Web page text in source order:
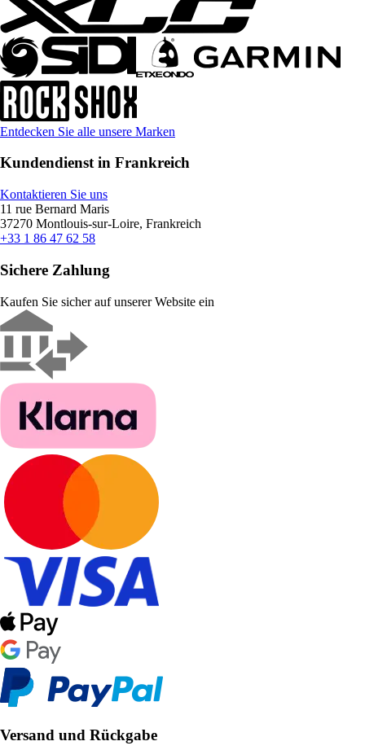
Entdecken Sie alle unsere Marken
Kundendienst in Frankreich
Kontaktieren Sie uns
11 rue Bernard Maris
37270 Montlouis-sur-Loire, Frankreich
+33 1 86 47 62 58
Sichere Zahlung
Kaufen Sie sicher auf unserer Website ein
Versand und Rückgabe